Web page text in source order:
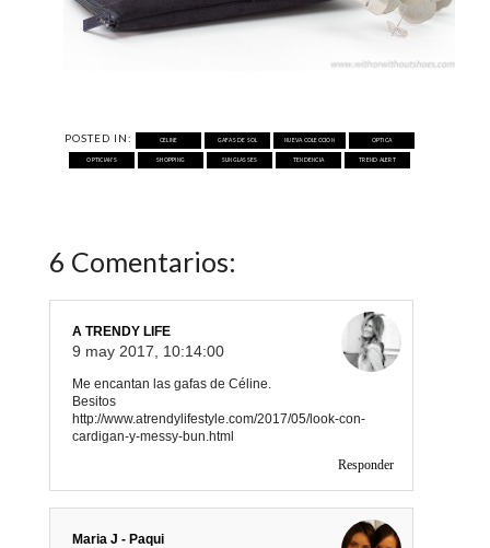
POSTED IN: CELINE GAFAS DE SOL NUEVA COLECCIÓN OPTICA
OPTICIAN'S SHOPPING SUNGLASSES TENDENCIA TREND ALERT
6 Comentarios:
A TRENDY LIFE
9 may 2017, 10:14:00
Me encantan las gafas de Céline.
Besitos
http://www.atrendylifestyle.com/2017/05/look-con-
cardigan-y-messy-bun.html
Responder
Maria J - Paqui